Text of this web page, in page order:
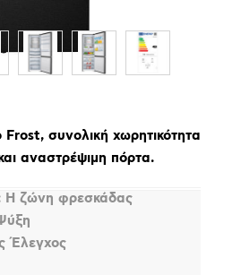
συνολική χωρητικότητα
αναστρέψιμη πόρτα.
Η ζώνη φρεσκάδας
Έλεγχος